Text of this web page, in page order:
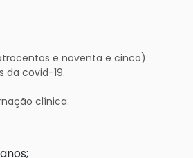
e noventa e cinco)
da covid-19.
clínica.